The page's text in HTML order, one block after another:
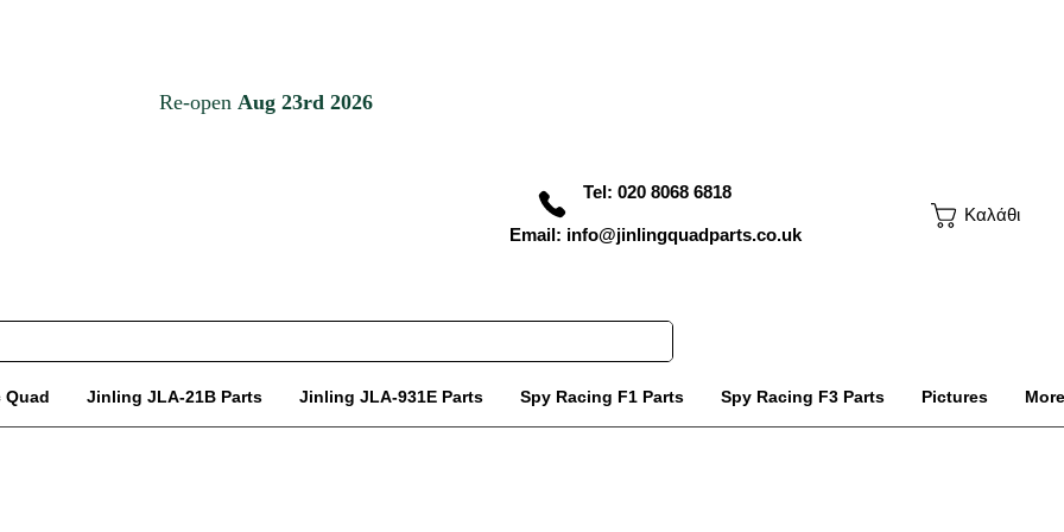
Tel: 020 8068 6818
Email: info@jinlingquadparts.co.uk
Καλάθι
Quad Jinling JLA-21B Parts Jinling JLA-931E Parts Spy Racing F1 Parts Spy Racing F3 Parts Pictures More